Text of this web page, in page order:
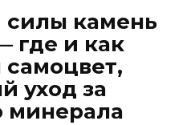
силы камень
где и как
уход за
минерала